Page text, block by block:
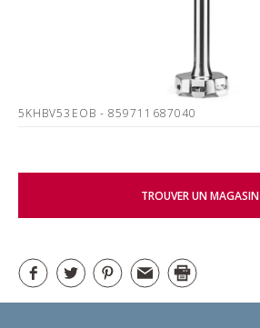
5KHBV53EOB - 859711687040
TROUVER UN MAGASIN